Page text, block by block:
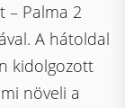
– Palma 2
A hátoldal
kidolgozott
növeli a